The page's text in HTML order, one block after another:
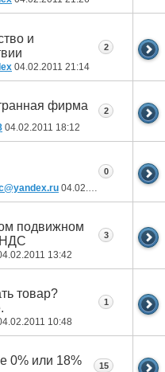
и
04.02.2011 21:14
2
фирма
04.02.2011 18:12
2
04.02.2011
0
подвижном
НДС
13:42
3
товар?
10:48
1
0% или 18% 15